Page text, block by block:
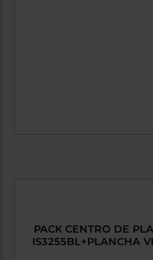
PACK CENTRO DE
IS3255BL+PLANCHA